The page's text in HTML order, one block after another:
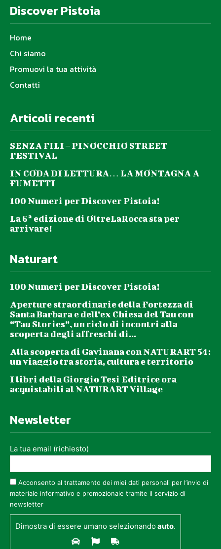
Discover Pistoia
Home
Chi siamo
Promuovi la tua attività
Contatti
Articoli recenti
SENZA FILI – PINOCCHIO STREET
FESTIVAL
IN CODA DI LETTURA… LA MONTAGNA A
FUMETTI
100 Numeri per Discover Pistoia!
La 6ª edizione di OltreLaRocca sta per
arrivare!
Naturart
100 Numeri per Discover Pistoia!
Aperture straordinarie della Fortezza di
Santa Barbara e dell’ex Chiesa del Tau con
“Tau Stories”, un ciclo di incontri alla
scoperta degli affreschi di...
Alla scoperta di Gavinana con NATURART 54:
un viaggio tra storia, cultura e territorio
I libri della Giorgio Tesi Editrice ora
acquistabili al NATURART Village
Newsletter
La tua email (richiesto)
Acconsento al trattamento dei miei dati personali per l’invio di
materiale informativo e promozionale tramite il servizio di
newsletter
Dimostra di essere umano selezionandoauto.